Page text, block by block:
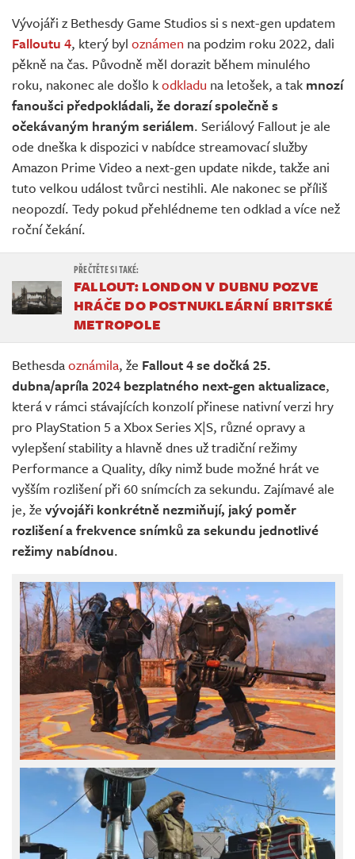
Živě
Vývojáři z Bethesdy Game Studios si s next-gen updatem
Falloutu 4, který byl oznámen na podzim roku 2022, dali
pěkně na čas. Původně měl dorazit během minulého
roku, nakonec ale došlo kodkladu na letošek, a tak mnozí
fanoušci předpokládali, že dorazí společně s
očekávaným hraným seriálem. Seriálový Fallout je ale
ode dneška k dispozici v nabídce streamovací služby
Amazon Prime Video a next-gen update nikde, takže ani
tuto velkou událost tvůrci nestihli. Ale nakonec se příliš
neopozdí. Tedy pokud přehlédneme ten odklad a více než
roční čekání.
FALLOUT: LONDON V DUBNU POZVE
HRÁČE DO POSTNUKLEÁRNÍ BRITSKÉ
METROPOLE
Bethesdaoznámila, že Fallout 4 se dočká 25.
dubna/apríla 2024 bezplatného next-gen aktualizace,
která v rámci stávajících konzolí přinese nativní verzi hry
pro PlayStation 5 a Xbox Series X|S, různé opravy a
vylepšení stability a hlavně dnes už tradiční režimy
Performance a Quality, díky nimž bude možné hrát ve
vyšším rozlišení při 60 snímcích za sekundu. Zajímavé ale
je, že vývojáři konkrétně nezmiňují, jaký poměr
rozlišení a frekvence snímků za sekundu jednotlivé
režimy nabídnou.